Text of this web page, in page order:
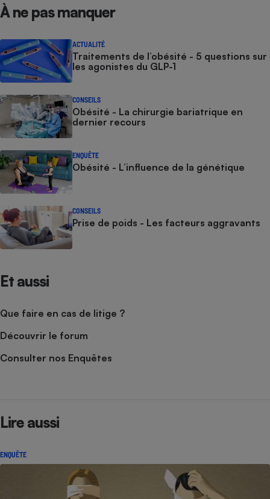
À ne pas manquer
ACTUALITÉ
Traitements de l’obésité - 5 questions sur
les agonistes du GLP-1
CONSEILS
Obésité - La chirurgie bariatrique en
dernier recours
ENQUÊTE
Obésité - L’influence de la génétique
CONSEILS
Prise de poids - Les facteurs aggravants
Et aussi
Que faire en cas de litige ?
Découvrir le forum
Consulter nos Enquêtes
Lire aussi
ENQUÊTE